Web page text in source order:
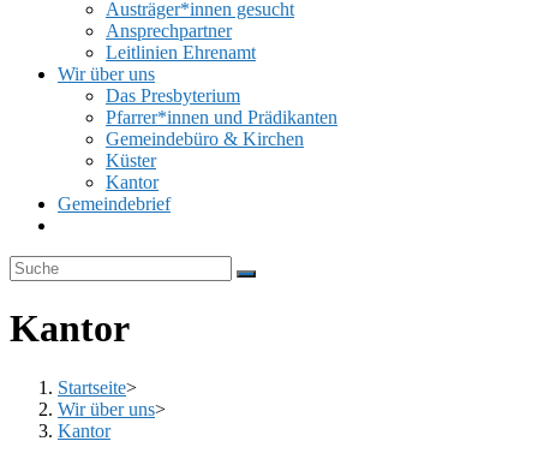
Austräger*innen gesucht
Ansprechpartner
Leitlinien Ehrenamt
Wir über uns
Das Presbyterium
Pfarrer*innen und Prädikanten
Gemeindebüro & Kirchen
Küster
Kantor
Gemeindebrief
umschalten
Kantor
Startseite>
Wir über uns>
Kantor